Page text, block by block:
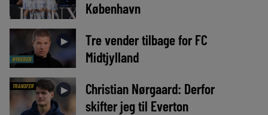
København
NYHEDER
►
Tre vender tilbage for FC
Midtjylland
TRANSFER ►
Christian Nørgaard: Derfor
skifter jeg til Everton